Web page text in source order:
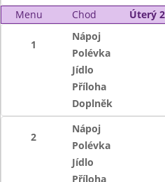
Menu
Chod Úterý
1
Nápoj
Polévka
Jídlo
Příloha
Doplněk
2
Nápoj
Polévka
Jídlo
Příloha